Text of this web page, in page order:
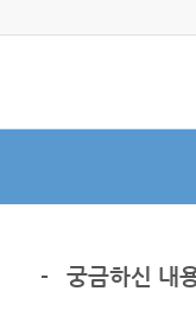
- 궁금하신 내